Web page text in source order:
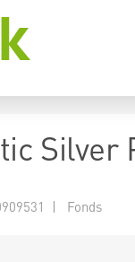
Silver
| Fonds